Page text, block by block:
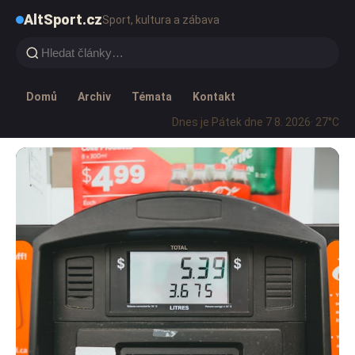
AltSport.czSport, kultura a zábava
Domů Archiv Témata
Kontakt
Dnes je Pátek dne 7 8. 2026· 27°C